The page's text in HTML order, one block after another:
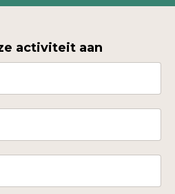
activiteit aan